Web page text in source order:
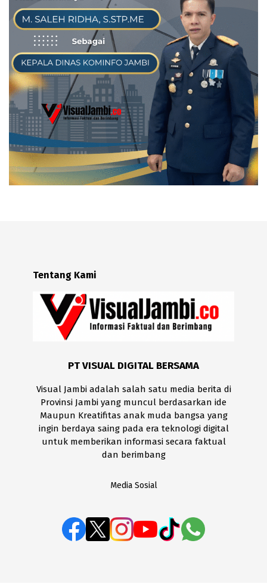
Tentang Kami
PT VISUAL DIGITAL BERSAMA
Visual Jambi adalah salah satu media berita di
Provinsi Jambi yang muncul berdasarkan ide
Maupun Kreatifitas anak muda bangsa yang
ingin berdaya saing pada era teknologi digital
untuk memberikan informasi secara faktual
dan berimbang
Media Sosial